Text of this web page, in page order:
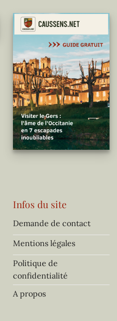
Infos du site
Demande de contact
Mentions légales
Politique de
confidentialité
A propos